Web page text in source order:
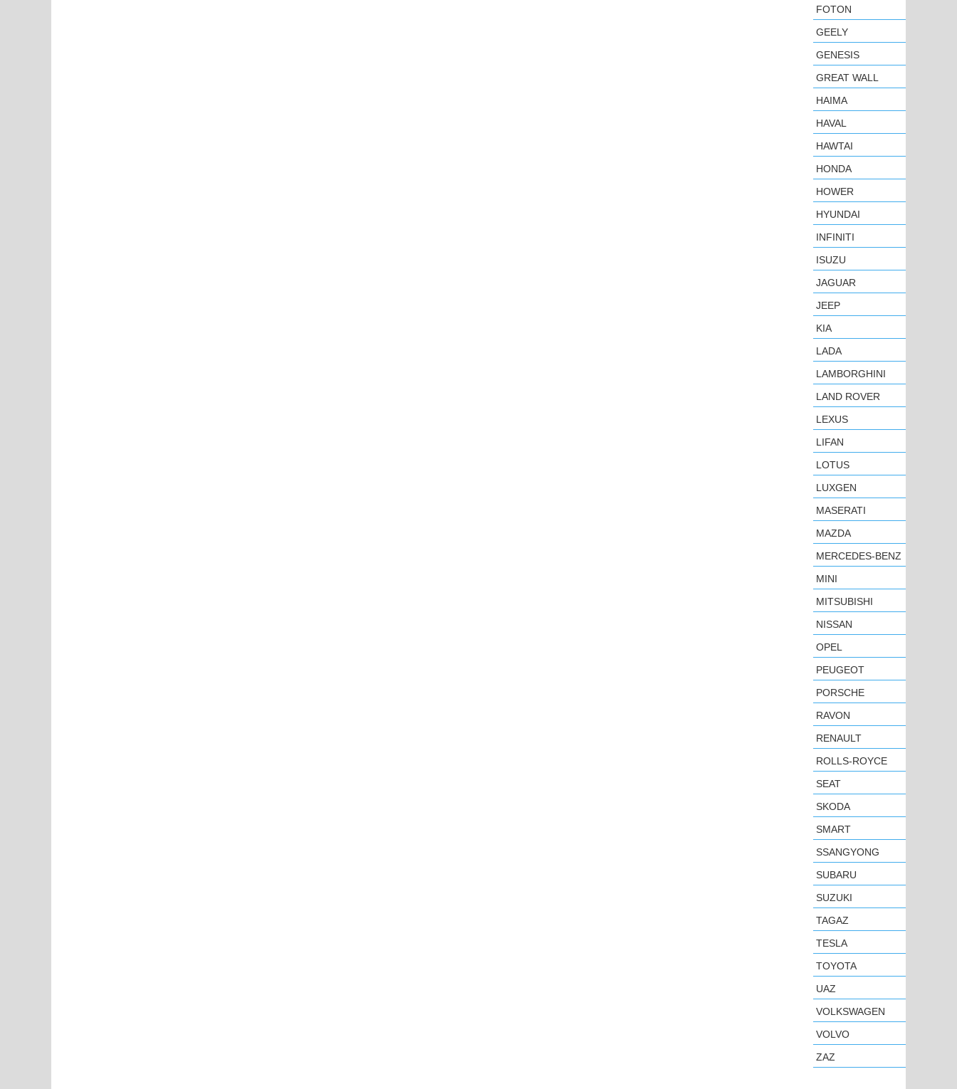
FOTON
GEELY
GENESIS
GREAT WALL
HAIMA
HAVAL
HAWTAI
HONDA
HOWER
HYUNDAI
INFINITI
ISUZU
JAGUAR
JEEP
KIA
LADA
LAMBORGHINI
LAND ROVER
LEXUS
LIFAN
LOTUS
LUXGEN
MASERATI
MAZDA
MERCEDES-BENZ
MINI
MITSUBISHI
NISSAN
OPEL
PEUGEOT
PORSCHE
RAVON
RENAULT
ROLLS-ROYCE
SEAT
SKODA
SMART
SSANGYONG
SUBARU
SUZUKI
TAGAZ
TESLA
TOYOTA
UAZ
VOLKSWAGEN
VOLVO
ZAZ